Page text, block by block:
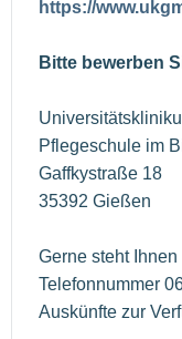
https://
Bitte bewerben
Pflegeschule im
Gaffkystraße 18
35392 Gießen
Gerne steht Ihnen
Telefonnummer
Auskünfte zur